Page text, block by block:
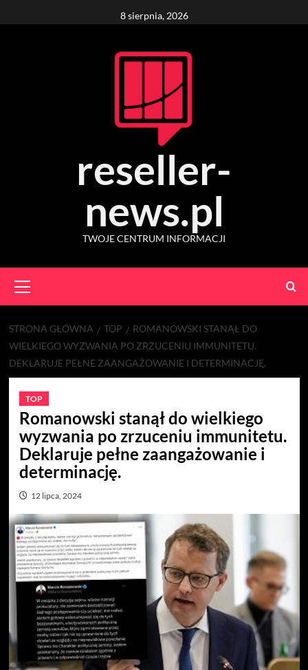
to
8 sierpnia, 2026
reseller-
news.pl
TWOJE CENTRUM INFORMACJI
Menu
STRONA GŁÓWNA TOP
ROMANOWSKI STANĄŁ DO
WIELKIEGO WYZWANIA PO ZRZUCENIU IMMUNITETU.
DEKLARUJE PEŁNE ZAANGAŻOWANIE I DETERMINACJĘ.
TOP
Romanowski stanął do wielkiego
wyzwania po zrzuceniu immunitetu.
Deklaruje pełne zaangażowanie i
determinację.
12 lipca, 2024